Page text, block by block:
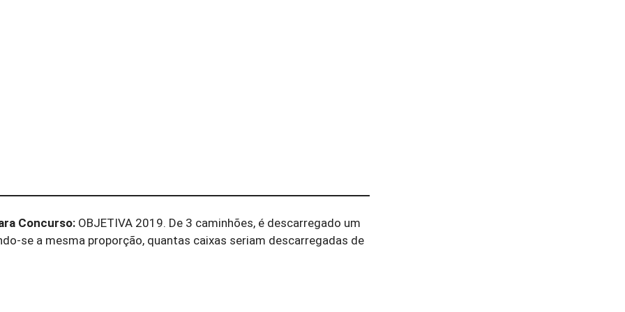
Concurso: OBJETIVA 2019. De 3 caminhões, é descarregado um
se a mesma proporção, quantas caixas seriam descarregadas de